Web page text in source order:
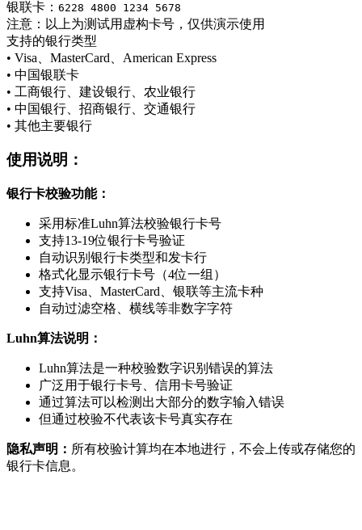
银联卡： 6228 4800 1234 5678
注意：以上为测试用虚构卡号，仅供演示使用
支持的银行类型
• Visa、MasterCard、American Express
• 中国银联卡
• 工商银行、建设银行、农业银行
• 中国银行、招商银行、交通银行
• 其他主要银行
使用说明：
银行卡校验功能：
采用标准Luhn算法校验银行卡号
支持13-19位银行卡号验证
自动识别银行卡类型和发卡行
格式化显示银行卡号（4位一组）
支持Visa、MasterCard、银联等主流卡种
自动过滤空格、横线等非数字字符
Luhn算法说明：
Luhn算法是一种校验数字识别错误的算法
广泛用于银行卡号、信用卡号验证
通过算法可以检测出大部分的数字输入错误
但通过校验不代表该卡号真实存在
隐私声明： 所有校验计算均在本地进行，不会上传或存储您的
银行卡信息。